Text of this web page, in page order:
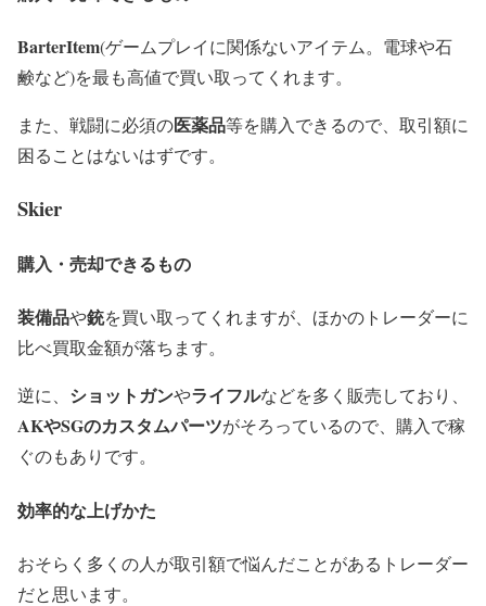
BarterItem(ゲームプレイに関係ないアイテム。電球や石
鹸など)を最も高値で買い取ってくれます。
また、戦闘に必須の医薬品等を購入できるので、取引額に
困ることはないはずです。
Skier
購入・売却できるもの
装備品や銃を買い取ってくれますが、ほかのトレーダーに
比べ買取金額が落ちます。
逆に、 ショットガンやライフルなどを多く販売しており、
AKやSGのカスタムパーツがそろっているので、購入で稼
ぐのもありです。
効率的な上げかた
おそらく多くの人が取引額で悩んだことがあるトレーダー
だと思います。